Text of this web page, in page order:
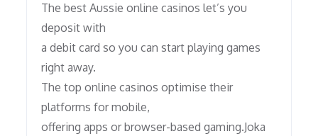
The best Aussie online casinos let’s you
deposit with
a debit card so you can start playing games
right away.
The top online casinos optimise their
platforms for mobile,
offering apps or browser-based gaming.Joka